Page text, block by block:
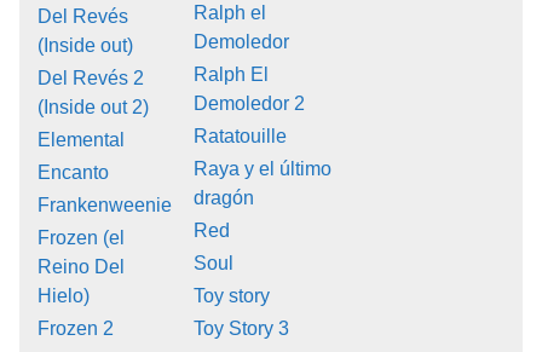
Del Revés
(Inside out)
Del Revés 2
(Inside out 2)
Elemental
Encanto
Frankenweenie
Frozen (el
Reino Del
Hielo)
Frozen 2
Ralph el
Demoledor
Ralph El
Demoledor 2
Ratatouille
Raya y el último
dragón
Red
Soul
Toy story
Toy Story 3